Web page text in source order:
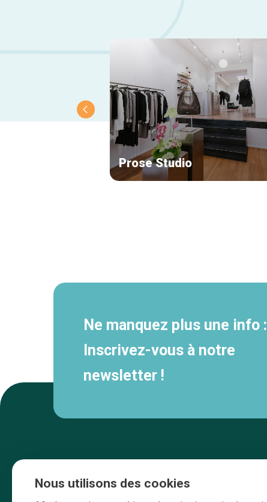
Prose Studio
Ne manquez plus une info :
Inscrivez-vous à notre
newsletter !
Nous utilisons des cookies